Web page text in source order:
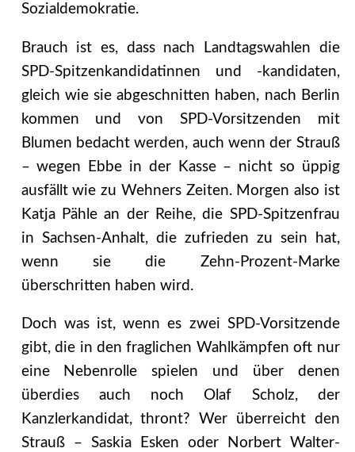
Sozialdemokratie.
Brauch ist es, dass nach Landtagswahlen die
SPD-Spitzenkandidatinnen und -kandidaten,
gleich wie sie abgeschnitten haben, nach Berlin
kommen und von SPD-Vorsitzenden mit
Blumen bedacht werden, auch wenn der Strauß
– wegen Ebbe in der Kasse – nicht so üppig
ausfällt wie zu Wehners Zeiten. Morgen also ist
Katja Pähle an der Reihe, die SPD-Spitzenfrau
in Sachsen-Anhalt, die zufrieden zu sein hat,
wenn sie die Zehn-Prozent-Marke
überschritten haben wird.
Doch was ist, wenn es zwei SPD-Vorsitzende
gibt, die in den fraglichen Wahlkämpfen oft nur
eine Nebenrolle spielen und über denen
überdies auch noch Olaf Scholz, der
Kanzlerkandidat, thront? Wer überreicht den
Strauß – Saskia Esken oder Norbert Walter-